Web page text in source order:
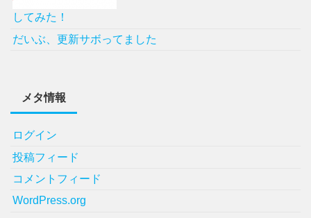
してみた！
だいぶ、更新サボってました
メタ情報
ログイン
投稿フィード
コメントフィード
WordPress.org